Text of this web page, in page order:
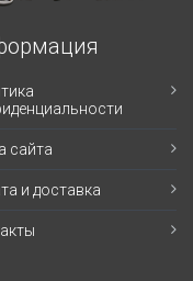
сайта
и доставка